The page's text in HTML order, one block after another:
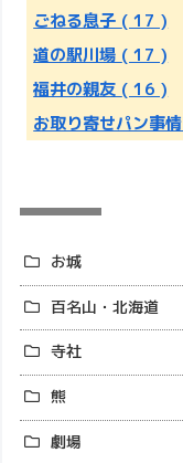
ごねる息子 ( 17 )
道の駅川場 ( 17 )
福井の親友 ( 16 )
お取り寄せパン事情
お城
百名山・北海道
寺社
熊
劇場